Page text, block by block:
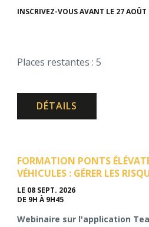
INSCRIVEZ-VOUS AVANT LE 27 AOÛT
Places restantes : 5
DÉTAILS
FORMATION PONTS
VÉHICULES : GÉRER LES
LE 08 SEPT. 2026
DE 9H À 9H45
Webinaire sur l'application